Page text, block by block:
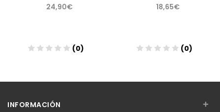
24,90€
(0)
18,65€
(0)
INFORMACIÓN +